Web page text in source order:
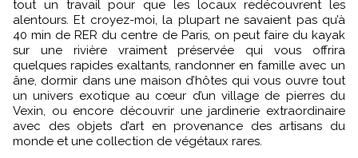
tout un travail pour que les locaux redécouvrent les
alentours. Et croyez-moi, la plupart ne savaient pas qu’à
40 min de RER du centre de Paris, on peut faire du kayak
sur une rivière vraiment préservée qui vous offrira
quelques rapides exaltants, randonner en famille avec un
âne, dormir dans une maison d’hôtes qui vous ouvre tout
un univers exotique au cœur d’un village de pierres du
Vexin, ou encore découvrir une jardinerie extraordinaire
avec des objets d’art en provenance des artisans du
monde et une collection de végétaux rares.